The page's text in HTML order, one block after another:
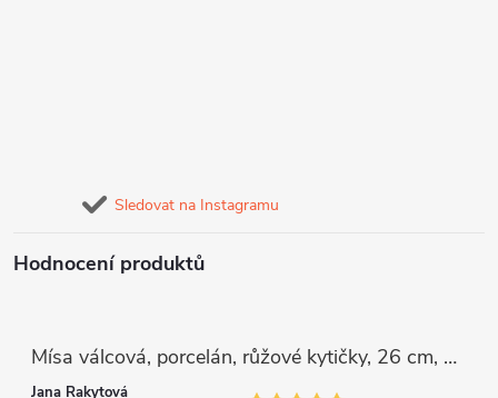
Sledovat na Instagramu
Hodnocení produktů
Mísa válcová, porcelán, růžové kytičky, 26 cm, G. Benedikt
Jana Rakytová